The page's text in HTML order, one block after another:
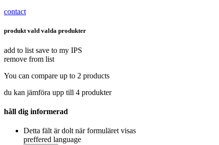
contact
produkt vald valda produkter
add to list save to my IPS
remove from list
You can compare up to 2 products
du kan jämföra upp till 4 produkter
håll dig informerad
Detta fält är dolt när formuläret visas
preffered language